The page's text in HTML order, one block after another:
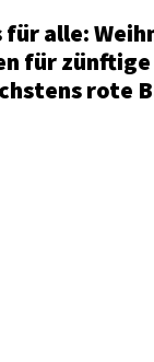
alle:
für
rote